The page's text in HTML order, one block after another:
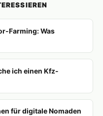
Farming: Was
ich einen Kfz-
für digitale Nomaden